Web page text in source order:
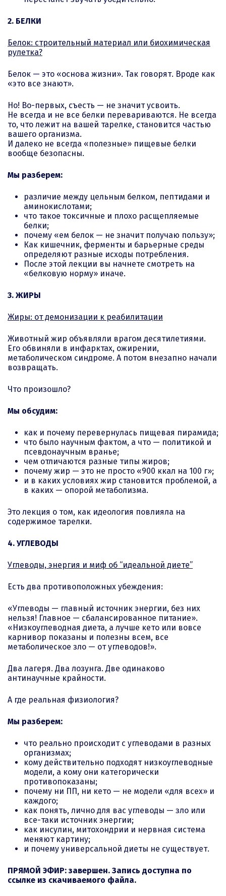
2. БЕЛКИ
Белок: строительный материал или биохимическая
рулетка?
Белок — это «основа жизни». Так говорят. Вроде как
«это все знают».
Но! Во-первых, съесть — не значит усвоить.
Не всегда и не все белки перевариваются. Не всегда
то, что лежит на вашей тарелке, становится частью
вашего организма.
И далеко не всегда «полезные» пищевые белки
вообще безопасны.
Мы разберем:
различие между цельным белком, пептидами и
аминокислотами;
что такое токсичные и плохо расщепляемые
белки;
почему «ем белок — не значит получаю пользу»;
Как кишечник, ферменты и барьерные среды
определяют разные исходы потребления.
После этой лекции вы начнете смотреть на
«белковую норму» иначе.
3. ЖИРЫ
Жиры: от демонизации к реабилитации
Животный жир объявляли врагом десятилетиями.
Его обвиняли в инфарктах, ожирении,
метаболическом синдроме. А потом внезапно начали
возвращать.
Что произошло?
Мы обсудим:
как и почему перевернулась пищевая пирамида;
что было научным фактом, а что — политикой и
псевдонаучным вранье;
чем отличаются разные типы жиров;
почему жир — это не просто «900 ккал на 100 г»;
и в каких условиях жир становится проблемой, а
в каких — опорой метаболизма.
Это лекция о том, как идеология повлияла на
содержимое тарелки.
4. УГЛЕВОДЫ
Углеводы, энергия и миф об “идеальной диете”
Есть два противоположных убеждения:
«Углеводы — главный источник энергии, без них
нельзя! Главное — сбалансированное питание».
«Низкоуглеводная диета, а лучше кето или вовсе
карнивор показаны и полезны всем, все
метаболическое зло — от углеводов!».
Два лагеря. Два лозунга. Две одинаково
антинаучные крайности.
А где реальная физиология?
Мы разберем:
что реально происходит с углеводами в разных
организмах;
кому действительно подходят низкоуглеводные
модели, а кому они категорически
противопоказаны;
почему ни ПП, ни кето — не модели «для всех» и
каждого;
как понять, лично для вас углеводы — зло или
все-таки источник энергии;
как инсулин, митохондрии и нервная система
меняют картину;
и почему универсальной диеты не существует.
ПРЯМОЙ ЭФИР:завершен. Запись доступна по
ссылке из скачиваемого файла.